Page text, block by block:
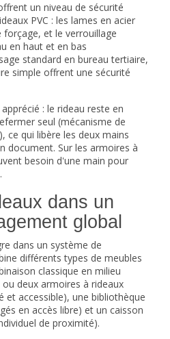
un niveau de sécurité
PVC : les lames en acier
et le verrouillage
en haut et en bas
standard en bureau tertiaire,
simple offrent une sécurité
: le rideau reste en
seul (mécanisme de
ce qui libère les deux mains
document. Sur les armoires à
besoin d'une main pour
dans un
global
dans un système de
différents types de meubles
classique en milieu
deux armoires à rideaux
et accessible), une bibliothèque
en accès libre) et un caisson
de proximité).